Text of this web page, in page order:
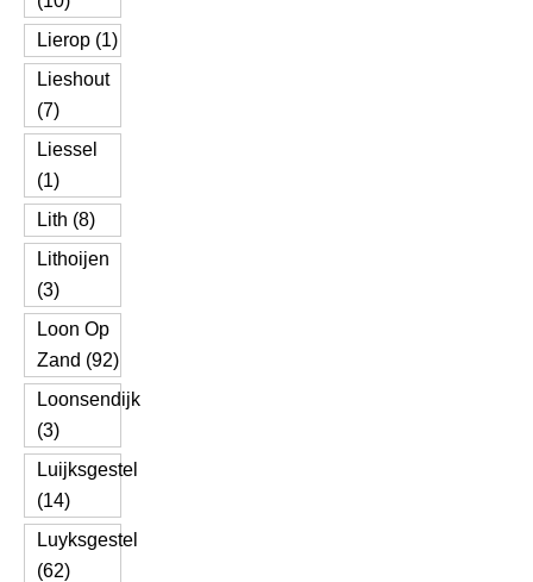
Lierop (1)
Lieshout
(7)
Liessel
(1)
Lith (8)
Lithoijen
(3)
Loon Op
Zand (92)
Loonsendijk
(3)
Luijksgestel
(14)
Luyksgestel
(62)